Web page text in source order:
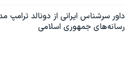
داور سرشناس ایرانی از دونالد
رسانه‌های جمهوری اسلامی